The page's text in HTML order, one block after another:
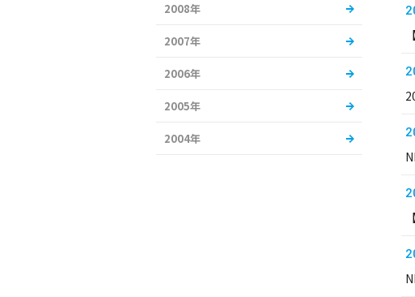
2008年
2007年
2006年
2005年
2004年